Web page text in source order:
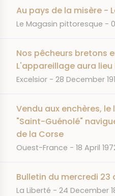
Au pays de la misère -
JOURNAL
Le Magasin pittoresque
Nos pêcheurs bretons
L'appareillage aura lieu
JOURNAL
Excelsior DATE
28 December
Vendu aux enchères,
"Saint-Guénolé"
de la Corse
JOURNAL
Ouest-France DATE
18 April
Bulletin du mercredi 23
JOURNAL
La Liberté DATE
24 December